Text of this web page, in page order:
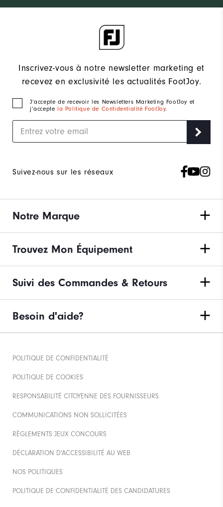
Inscrivez-vous à notre newsletter marketing et
recevez en exclusivité les actualités FootJoy.
J‘accepte de recevoir les Newsletters Marketing FootJoy et
j’accepte la Politique de Confidentialité FootJoy.
Suivez-nous sur les réseaux
Notre Marque
Trouvez Mon Équipement
Suivi des Commandes & Retours
Besoin d'aide?
POLITIQUE DE CONFIDENTIALITÉ
POLITIQUE DE COOKIES
RESPONSABILITÉ CITOYENNE DES FOURNISSEURS
COMMUNICATIONS NON SOLLICITÉES
RÈGLEMENTS JEUX CONCOURS
DÉCLARATION D'ACCESSIBILITÉ AU WEB
NOS POLITIQUES
POLITIQUE DE CONFIDENTIALITÉ DES CANDIDATURES